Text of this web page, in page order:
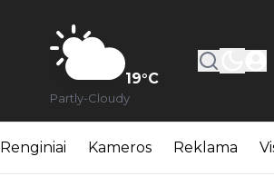
19°C
Partly-Cloudy
Renginiai Kameros Reklama